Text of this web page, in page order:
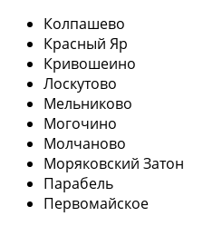
Колпашево
Красный Яр
Кривошеино
Лоскутово
Мельниково
Могочино
Молчаново
Моряковский Затон
Парабель
Первомайское